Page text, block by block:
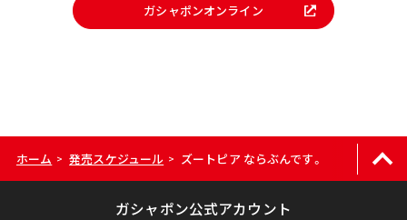
ガシャポンオンライン
ホーム > 発売スケジュール > ズートピア ならぶんです。
ガシャポン公式アカウント